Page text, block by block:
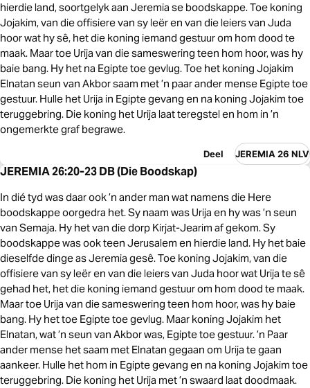
hierdie land, soortgelyk aan Jeremia se boodskappe. Toe koning
Jojakim, van die offisiere van sy leër en van die leiers van Juda
hoor wat hy sê, het die koning iemand gestuur om hom dood te
maak. Maar toe Urija van die sameswering teen hom hoor, was hy
baie bang. Hy het na Egipte toe gevlug. Toe het koning Jojakim
Elnatan seun van Akbor saam met ’n paar ander mense Egipte toe
gestuur. Hulle het Urija in Egipte gevang en na koning Jojakim toe
teruggebring. Die koning het Urija laat teregstel en hom in ’n
ongemerkte graf begrawe.
Deel JEREMIA 26 NLV
JEREMIA 26:20-23 DB (Die Boodskap)
In dié tyd was daar ook ’n ander man wat namens die Here
boodskappe oorgedra het. Sy naam was Urija en hy was ’n seun
van Semaja. Hy het van die dorp Kirjat-Jearim af gekom. Sy
boodskappe was ook teen Jerusalem en hierdie land. Hy het baie
dieselfde dinge as Jeremia gesê. Toe koning Jojakim, van die
offisiere van sy leër en van die leiers van Juda hoor wat Urija te sê
gehad het, het die koning iemand gestuur om hom dood te maak.
Maar toe Urija van die sameswering teen hom hoor, was hy baie
bang. Hy het toe Egipte toe gevlug. Maar koning Jojakim het
Elnatan, wat ’n seun van Akbor was, Egipte toe gestuur. ’n Paar
ander mense het saam met Elnatan gegaan om Urija te gaan
aankeer. Hulle het hom in Egipte gevang en na koning Jojakim toe
teruggebring. Die koning het Urija met ’n swaard laat doodmaak.